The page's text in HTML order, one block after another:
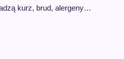
kurz, brud, alergeny…